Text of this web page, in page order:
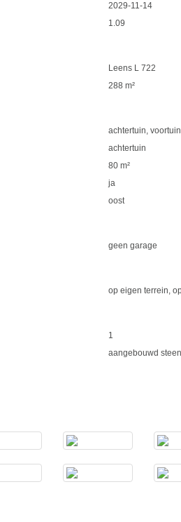
2029-11-14
1.09
Leens L 722
288 m²
achtertuin,
achtertuin
80 m²
ja
oost
geen garage
op eigen terrein,
1
aangebouwd steen